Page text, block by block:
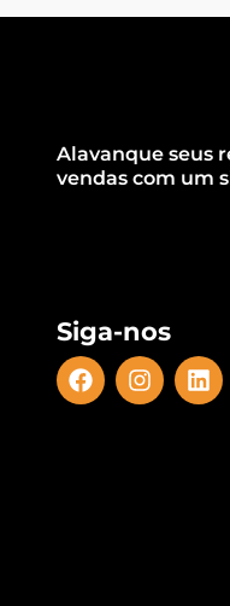
Alavanque seus
vendas com um
Siga-nos